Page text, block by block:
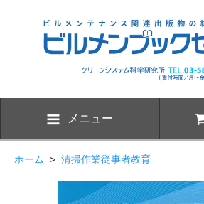
メニュー
ホーム > 清掃作業従事者教育